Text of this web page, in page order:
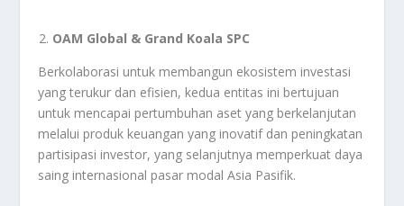
OAM Global & Grand Koala SPC
Berkolaborasi untuk membangun ekosistem investasi
yang terukur dan efisien, kedua entitas ini bertujuan
untuk mencapai pertumbuhan aset yang berkelanjutan
melalui produk keuangan yang inovatif dan peningkatan
partisipasi investor, yang selanjutnya memperkuat daya
saing internasional pasar modal Asia Pasifik.